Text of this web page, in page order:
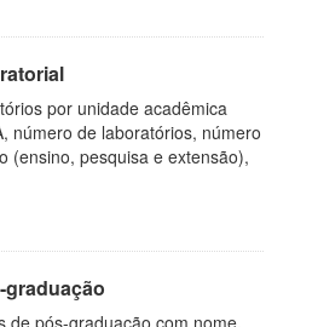
por unidade acadêmica
número de laboratórios, número
(ensino, pesquisa e extensão),
graduação
de pós-graduação com nome,